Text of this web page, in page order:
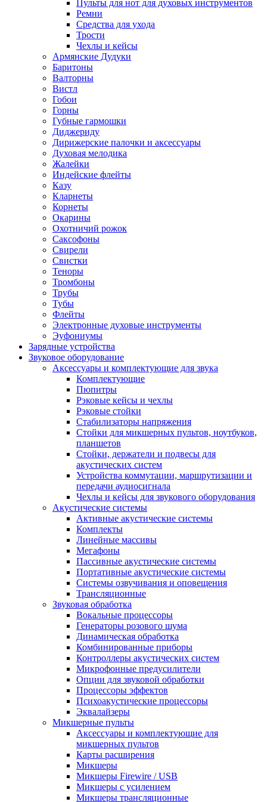
Пульты для нот для духовых инструментов
Ремни
Средства для ухода
Трости
Чехлы и кейсы
Армянские Дудуки
Баритоны
Валторны
Вистл
Гобои
Горны
Губные гармошки
Диджериду
Дирижерские палочки и аксессуары
Духовая мелодика
Жалейки
Индейские флейты
Казу
Кларнеты
Корнеты
Окарины
Охотничий рожок
Саксофоны
Свирели
Свистки
Теноры
Тромбоны
Трубы
Тубы
Флейты
Электронные духовые инструменты
Эуфониумы
Зарядные устройства
Звуковое оборудование
Аксессуары и комплектующие для звука
Комплектующие
Пюпитры
Рэковые кейсы и чехлы
Рэковые стойки
Стабилизаторы напряжения
Стойки для микшерных пультов, ноутбуков,
планшетов
Стойки, держатели и подвесы для
акустических систем
Устройства коммутации, маршрутизации и
передачи аудиосигнала
Чехлы и кейсы для звукового оборудования
Акустические системы
Активные акустические системы
Комплекты
Линейные массивы
Мегафоны
Пассивные акустические системы
Портативные акустические системы
Системы озвучивания и оповещения
Трансляционные
Звуковая обработка
Вокальные процессоры
Генераторы розового шума
Динамическая обработка
Комбинированные приборы
Контроллеры акустических систем
Микрофонные предусилители
Опции для звуковой обработки
Процессоры эффектов
Психоакустические процессоры
Эквалайзеры
Микшерные пульты
Аксессуары и комплектующие для
микшерных пультов
Карты расширения
Микшеры
Микшеры Firewire / USB
Микшеры с усилением
Микшеры трансляционные